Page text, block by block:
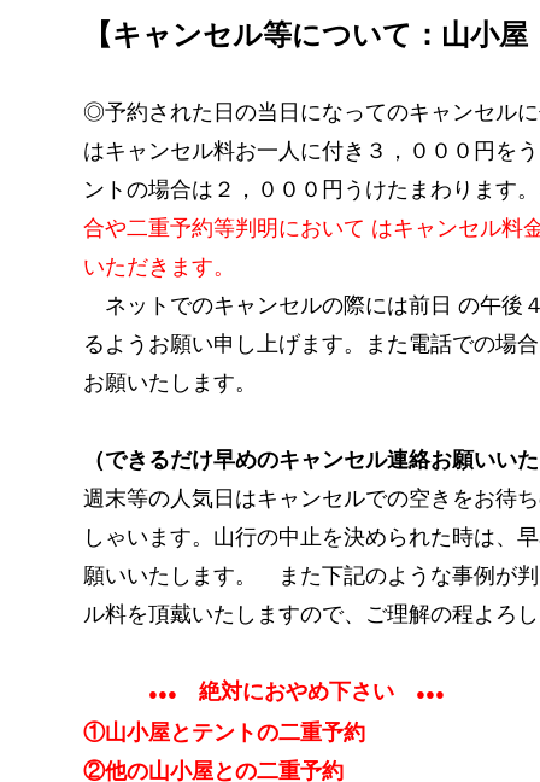
【キャンセル等について：山小
◎予約された日の当日になってのキャンセル
はキャンセル料お一人に付き３，０００円を
ントの場合は２，０００円うけたまわります。
合や二重予約等判明において はキャンセル料
いただきます。
ネットでのキャンセルの際には前日 の午後
るようお願い申し上げます。また電話での場
お願いたします。
（できるだけ早めのキャンセル連絡お願いい
週末等の人気日はキャンセルでの空きをお待
しゃいます。山行の中止を決められた時は、
願いいたします。 また下記のような事例が
ル料を頂戴いたしますので、ご理解の程よろ
●●● 絶対におやめ下さい ●●●
①山小屋とテントの二重予約
②他の山小屋との二重予約